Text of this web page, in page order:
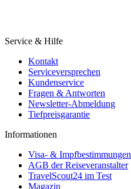
Service & Hilfe
Kontakt
Serviceversprechen
Kundenservice
Fragen & Antworten
Newsletter-Abmeldung
Tiefpreisgarantie
Informationen
Visa- & Impfbestimmungen
AGB der Reiseveranstalter
TravelScout24 im Test
Magazin